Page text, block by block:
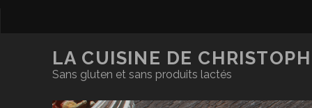
LA CUISINE DE
Sans gluten et sans produits lactés